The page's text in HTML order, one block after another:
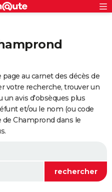
au carnet des décès de
votre recherche, trouver un
un avis d'obsèques plus
et/ou le nom (ou code
Champrond dans le